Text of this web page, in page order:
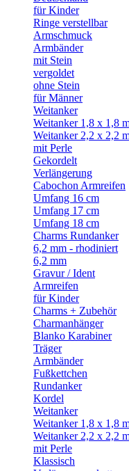
für Kinder
Ringe verstellbar
Armschmuck
Armbänder
mit Stein
vergoldet
ohne Stein
für Männer
Weitanker
Weitanker 1,8 x 1,8
Weitanker 2,2 x 2,2
mit Perle
Gekordelt
Verlängerung
Cabochon Armreifen
Umfang 16 cm
Umfang 17 cm
Umfang 18 cm
Charms Rundanker
6,2 mm - rhodiniert
6,2 mm
Gravur / Ident
Armreifen
für Kinder
Charms + Zubehör
Charmanhänger
Blanko Karabiner
Träger
Armbänder
Fußkettchen
Rundanker
Kordel
Weitanker
Weitanker 1,8 x 1,8
Weitanker 2,2 x 2,2
mit Perle
Klassisch